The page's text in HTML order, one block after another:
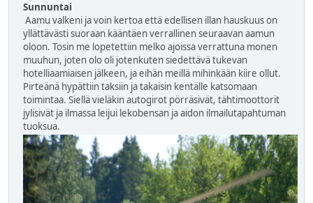
Sunnuntai
Aamu valkeni ja voin kertoa että edellisen illan hauskuus on
yllättävästi suoraan kääntäen verrallinen seuraavan aamun
oloon. Tosin me lopetettiin melko ajoissa verrattuna monen
muuhun, joten olo oli jotenkuten siedettävä tukevan
hotelliaamiaisen jälkeen, ja eihän meillä mihinkään kiire ollut.
Pirteänä hypättiin taksiin ja takaisin kentälle katsomaan
toimintaa. Siellä vieläkin autogirot pörräsivät, tähtimoottorit
jylisivät ja ilmassa leijui lekobensan ja aidon ilmailutapahtuman
tuoksua.